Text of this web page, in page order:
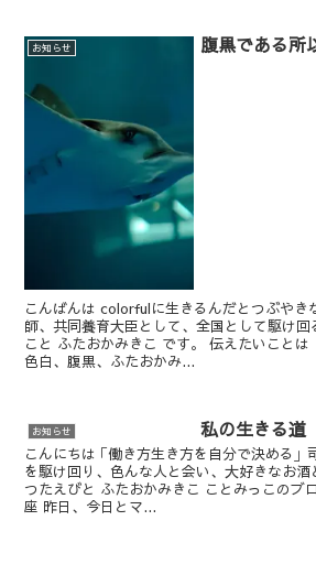
お知らせ 腹黒である所
こんばんは colorfulに生きるんだとつぶやき
師、共同養育大臣として、全国として駆け回
こと ふたおかみきこ です。 伝えたいことは
色白、腹黒、ふたおかみ...
お知らせ 私の生きる道
こんにちは ｢働き方生き方を自分で決める｣
を駆け回り、色んな人と会い、大好きなお
つたえびと ふたおかみきこ ことみっこのブ
座 昨日、今日とマ...